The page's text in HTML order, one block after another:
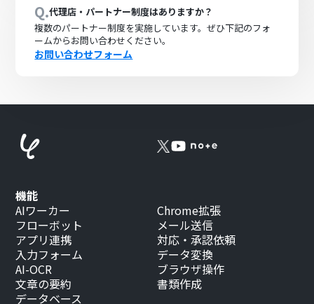
Q.代理店・パートナー制度はありますか？
複数のパートナー制度を実施しています。ぜひ下記のフォ
ームからお問い合わせください。
お問い合わせフォーム
機能
AIワーカー
フローボット
アプリ連携
入力フォーム
AI-OCR
文章の要約
データベース
Chrome拡張
メール送信
対応・承認依頼
データ変換
ブラウザ操作
書類作成